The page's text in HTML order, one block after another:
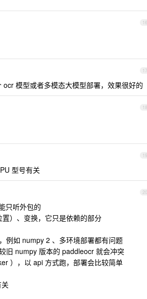
16
17
模型或者多模态大模型部署，效果很好的
18
19
型号有关
20
只听外包的
）、变换，它只是依赖的部分
例如 numpy 2 、多环境部署都有问题
旧 numpy 版本的 paddleocr 就会冲突
），以 api 方式跑，部署会比较简单